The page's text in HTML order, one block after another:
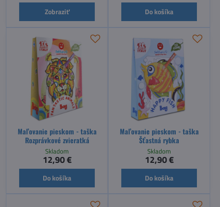
Zobraziť Do košíka
Maľovanie pieskom - taška
Rozprávkové zvieratká
Skladom
12,90 €
Do košíka
Maľovanie pieskom - taška
Šťastná rybka
Skladom
12,90 €
Do košíka